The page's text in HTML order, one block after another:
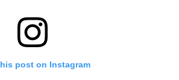
post on Instagram